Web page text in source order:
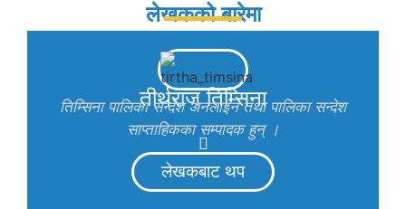
लेखकको बारेमा
तीर्थराज तिम्सिना
तिम्सिना पालिका सन्देश अनलाइन तथा पालिका सन्देश
साप्ताहिकका सम्पादक हुन् ।
लेखकबाट थप